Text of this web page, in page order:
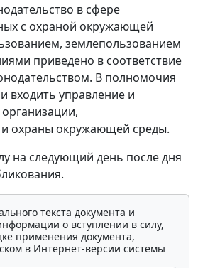
в сфере
с охраной окружающей
землепользованием
приведено в соответствие
В полномочия
входить управление и
охраны окружающей среды.
на следующий день после дня
текста документа и
о вступлении в силу,
применения документа,
в Интернет-версии системы